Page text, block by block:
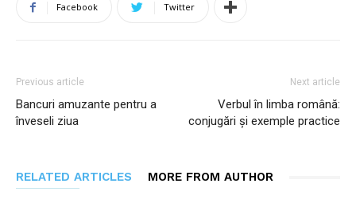
Facebook Twitter
Previous article
Bancuri amuzante pentru a
înveseli ziua
Next article
Verbul în limba română:
conjugări și exemple practice
RELATED ARTICLES MORE FROM AUTHOR